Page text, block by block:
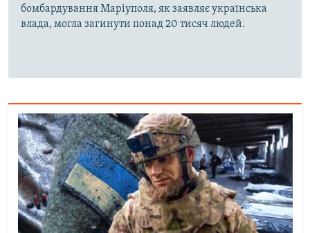
бомбардування Маріуполя, як заявляє українська
влада, могла загинути понад 20 тисяч людей.